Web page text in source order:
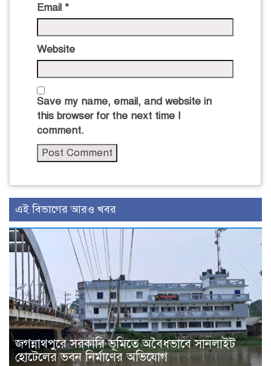
Email *
Website
Save my name, email, and website in
this browser for the next time I
comment.
এই বিভাগের আরও খবর
জগন্নাথপুরে সরকারি ভূমিতে অবৈধভাবে সানলাইট
হোটেলের ভবন নির্মাণের অভিযোগ